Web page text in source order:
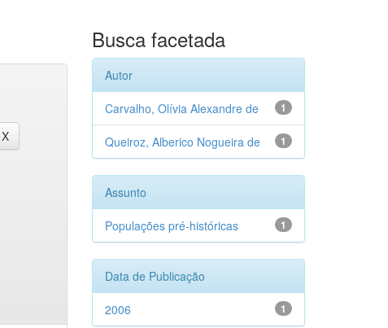
Busca facetada
Autor
1
Carvalho, Olívia Alexandre de
1
Queiroz, Alberico Nogueira de
Assunto
1
Populações pré-históricas
Data de Publicação
1
2006